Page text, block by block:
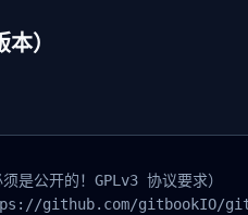
）
是公开的！GPLv3 协议要求）
github.com/gitbookIO/